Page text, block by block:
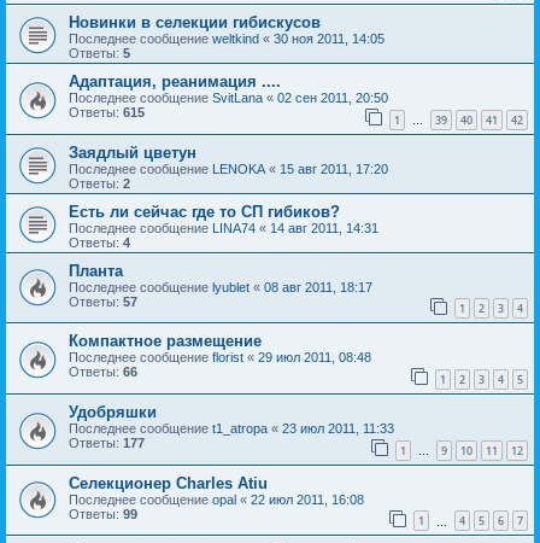
Новинки в селекции гибискусов
Последнее сообщение weltkind « 30 ноя 2011, 14:05
Ответы: 5
Адаптация, реанимация ....
Последнее сообщение SvitLana « 02 сен 2011, 20:50
Ответы: 615 1 … 39 40 41 42
Заядлый цветун
Последнее сообщение LENOKA « 15 авг 2011, 17:20
Ответы: 2
Есть ли сейчас где то СП гибиков?
Последнее сообщение LINA74 « 14 авг 2011, 14:31
Ответы: 4
Планта
Последнее сообщение lyublet « 08 авг 2011, 18:17
Ответы: 57 1 2 3 4
Компактное размещение
Последнее сообщение florist « 29 июл 2011, 08:48
Ответы: 66 1 2 3 4 5
Удобряшки
Последнее сообщение t1_atropa « 23 июл 2011, 11:33
Ответы: 177 1 … 9 10 11 12
Селекционер Charles Atiu
Последнее сообщение opal « 22 июл 2011, 16:08
Ответы: 99 1 4 5 6 7